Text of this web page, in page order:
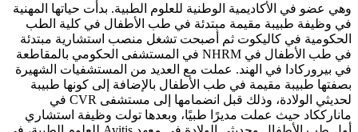
وهي عضو في الأكاديمية الوطنية للعلوم الطبية. بدأت حياتها المهنية
في وظيفة طبيبة مقيمة مبتدئة في طب الأطفال في كلية الطب
الحكومية في كاليكوت ثم أصبحت تشغل منصب استشارية مبتدئة
في طب الأطفال في NHRM في المستشفى الحكومي بالمقاطعة
في بيروركادا في الهند. عملت مع العديد من المستشفيات الشهيرة
بصفتها طبيبة مقيمة في طب الأطفال بالإضافة إلى كونها طبيبة
لحديثي الولادة، وذلك قبل انضمامها إلى مستشفى CVR في
مانارككاد حيث عملت مديرًا طبيًا، وبعدها تولت وظيفة استشاري